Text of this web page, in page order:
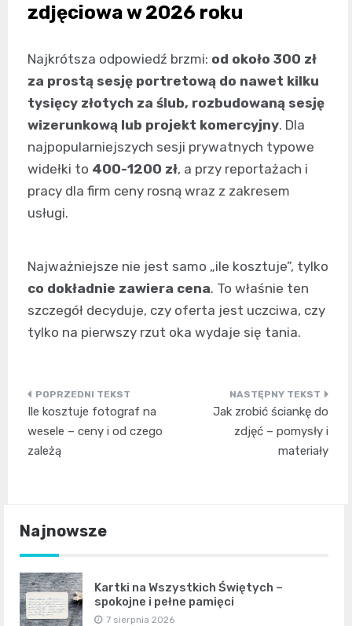
zdjęciowa w 2026 roku
Najkrótsza odpowiedź brzmi: od około 300 zł
za prostą sesję portretową do nawet kilku
tysięcy złotych za ślub, rozbudowaną sesję
wizerunkową lub projekt komercyjny. Dla
najpopularniejszych sesji prywatnych typowe
widełki to 400-1200 zł, a przy reportażach i
pracy dla firm ceny rosną wraz z zakresem
usługi.
Najważniejsze nie jest samo „ile kosztuje”, tylko
co dokładnie zawiera cena. To właśnie ten
szczegół decyduje, czy oferta jest uczciwa, czy
tylko na pierwszy rzut oka wydaje się tania.
Nawigacja
wpisu
Ile kosztuje fotograf na
wesele – ceny i od czego
zależą
Jak zrobić ściankę do
zdjęć – pomysły i
materiały
Najnowsze
Kartki na Wszystkich Świętych –
spokojne i pełne pamięci
7 sierpnia 2026